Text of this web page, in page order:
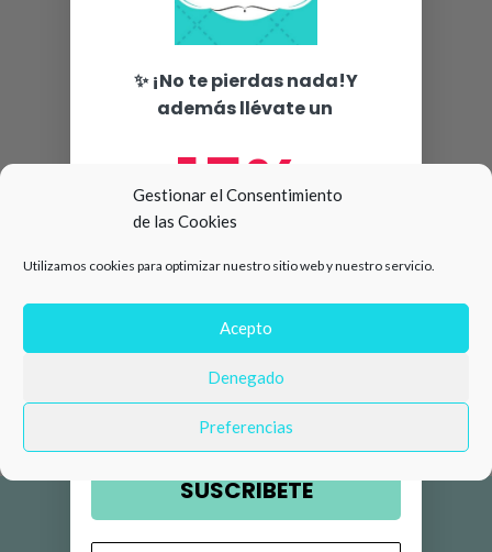
Gestionar el Consentimiento
de las Cookies
Utilizamos cookies para optimizar nuestro sitio web y nuestro servicio.
Acepto
Denegado
Preferencias
✨ ¡No te pierdas nada!Y
además llévate un
15%
compra 🛍️
Número de teléfono
Email
SUSCRIBETE